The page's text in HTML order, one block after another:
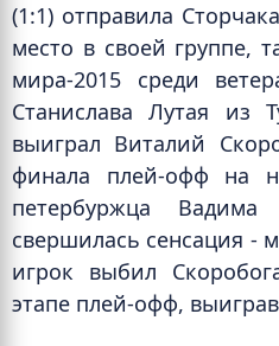
(1:1) отправила
место в своей группе,
мира-2015 среди
Станислава Лутая из
выиграл Виталий
финала плей-офф на
петербуржца
свершилась сенсация -
игрок выбил
этапе плей-офф,